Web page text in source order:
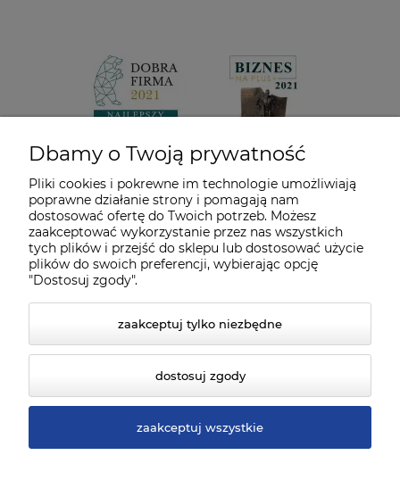
Dbamy o Twoją prywatność
Pliki cookies i pokrewne im technologie umożliwiają
poprawne działanie strony i pomagają nam
dostosować ofertę do Twoich potrzeb. Możesz
zaakceptować wykorzystanie przez nas wszystkich
tych plików i przejść do sklepu lub dostosować użycie
plików do swoich preferencji, wybierając opcję
"Dostosuj zgody".
zaakceptuj tylko niezbędne
dostosuj zgody
zaakceptuj wszystkie